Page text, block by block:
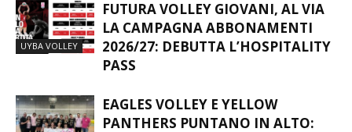
UYBA VOLLEY
LA CAMPAGNA ABBONAMENTI
2026/27: DEBUTTA L’HOSPITALITY
PASS
VOLLEY
PANTHERS PUNTANO IN ALTO:
NUMERI IN AUMENTO, LA